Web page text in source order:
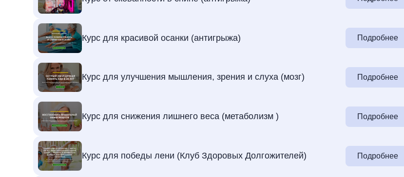
Курс для красивой осанки (антигрыжа) Подробнее
Курс для улучшения мышления, зрения и слуха (мозг) Подробнее
Курс для снижения лишнего веса (метаболизм ) Подробнее
Курс для победы лени (Клуб Здоровых Долгожителей) Подробнее